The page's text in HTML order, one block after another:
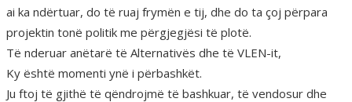
ai ka ndërtuar, do të ruaj frymën e tij, dhe do ta çoj përpara
projektin tonë politik me përgjegjësi të plotë.
Të nderuar anëtarë të Alternativës dhe të VLEN-it,
Ky është momenti ynë i përbashkët.
Ju ftoj të gjithë të qëndrojmë të bashkuar, të vendosur dhe